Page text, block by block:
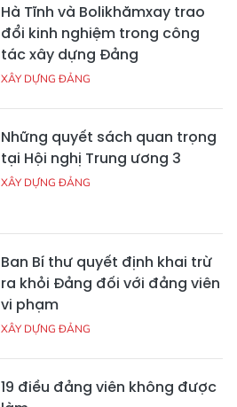
Hà Tĩnh và Bolikhămxay trao
đổi kinh nghiệm trong công
tác xây dựng Đảng
XÂY DỰNG ĐẢNG
Những quyết sách quan trọng
tại Hội nghị Trung ương 3
XÂY DỰNG ĐẢNG
Ban Bí thư quyết định khai trừ
ra khỏi Đảng đối với đảng viên
vi phạm
XÂY DỰNG ĐẢNG
19 điều đảng viên không được